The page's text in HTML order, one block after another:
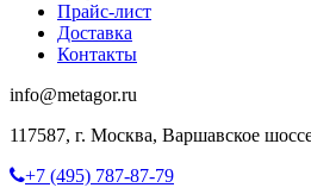
Прайс-лист
Доставка
Контакты
info@metagor.ru
117587, г. Москва, Варшавское
+7 (495) 787-87-79